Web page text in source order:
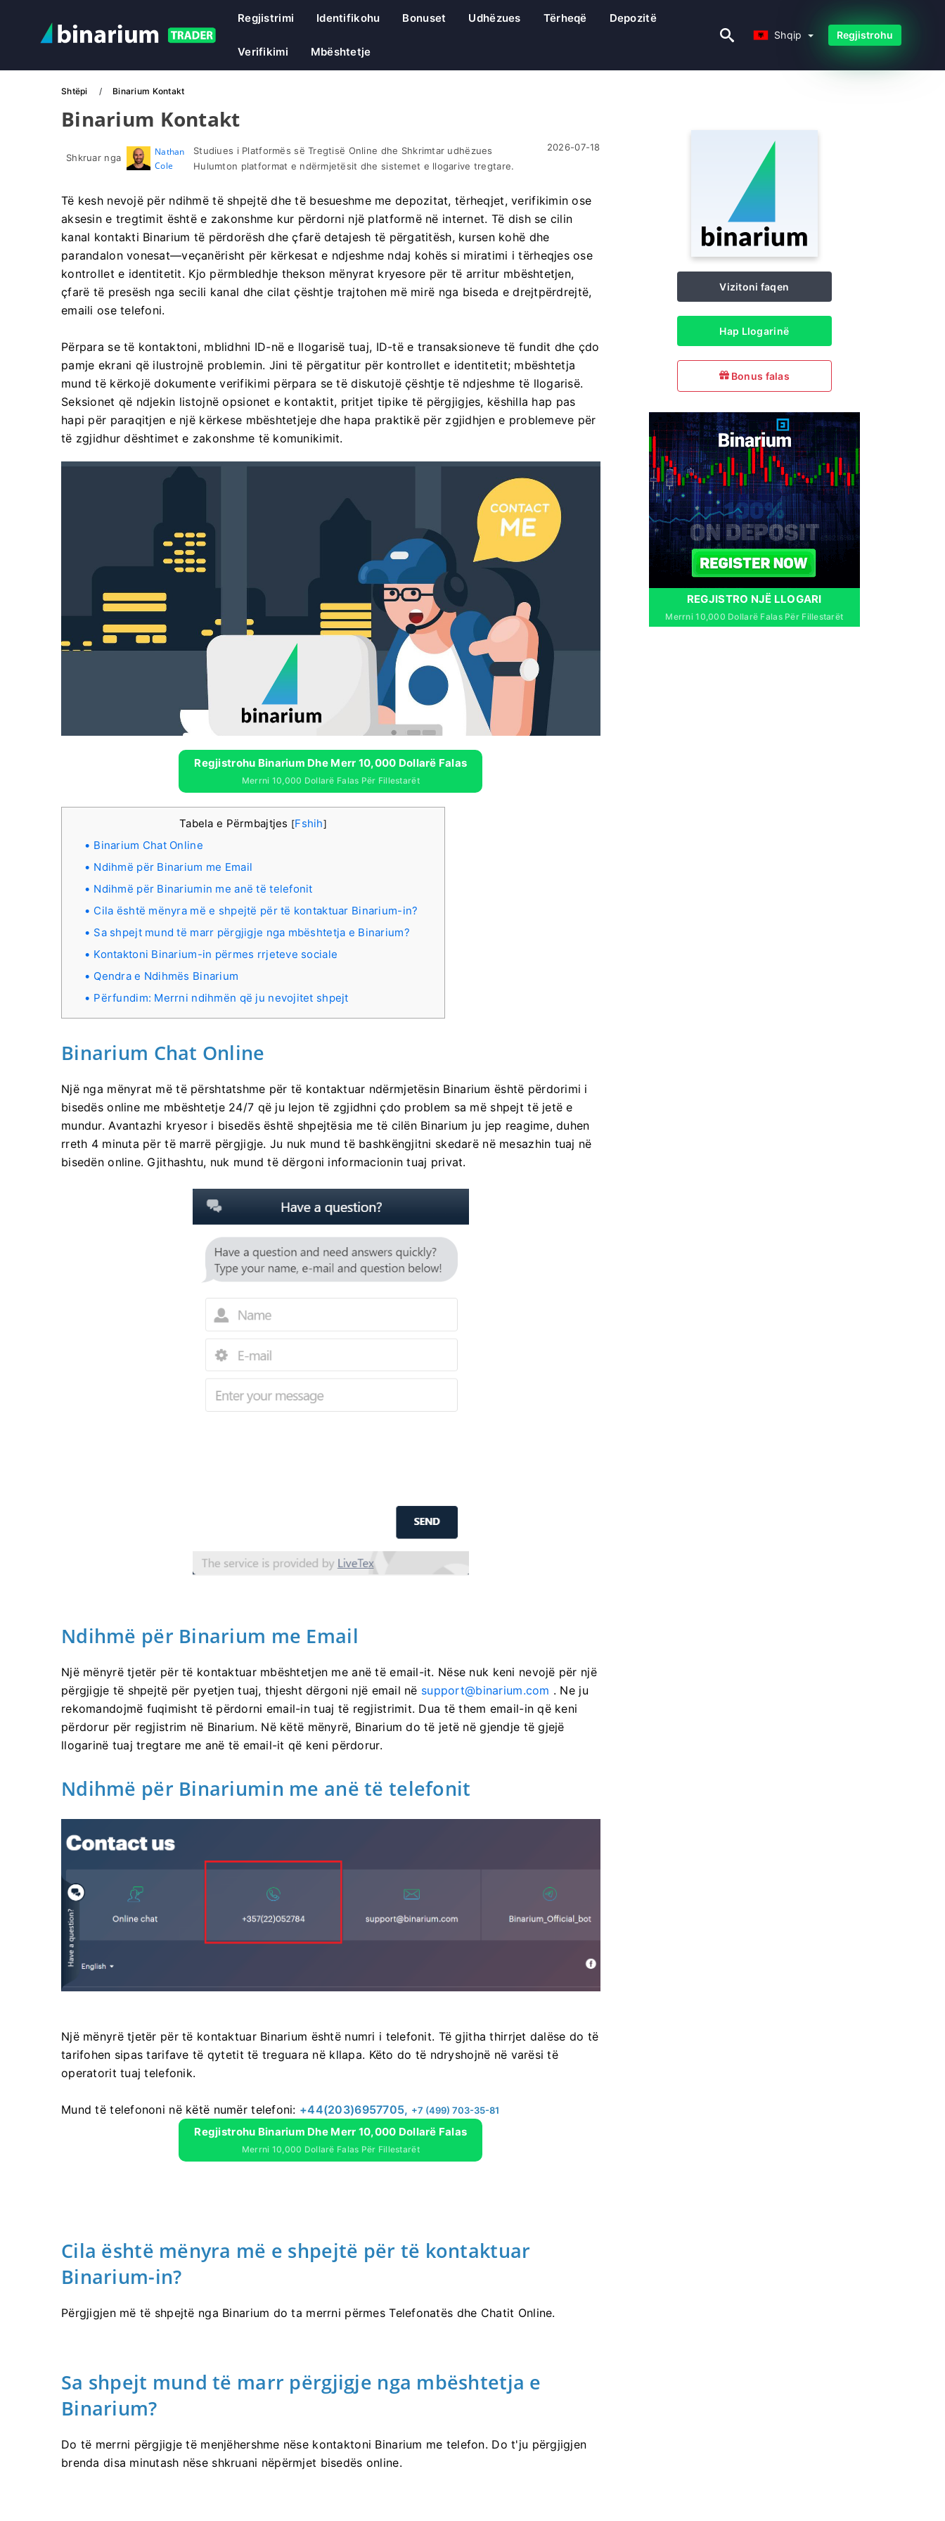
Regjistrimi Identifikohu Bonuset Udhëzues Tërheqë Depozitë
Verifikimi Mbështetje
Shqip Regjistrohu
Shtëpi Binarium Kontakt
Binarium Kontakt
Shkruar nga
Nathan
Cole
Studiues i Platformës së Tregtisë Online dhe Shkrimtar udhëzues
Hulumton platformat e ndërmjetësit dhe sistemet e llogarive tregtare.
2026-07-18
Të kesh nevojë për ndihmë të shpejtë dhe të besueshme me depozitat, tërheqjet, verifikimin ose
aksesin e tregtimit është e zakonshme kur përdorni një platformë në internet. Të dish se cilin
kanal kontakti Binarium të përdorësh dhe çfarë detajesh të përgatitësh, kursen kohë dhe
parandalon vonesat—veçanërisht për kërkesat e ndjeshme ndaj kohës si miratimi i tërheqjes ose
kontrollet e identitetit. Kjo përmbledhje thekson mënyrat kryesore për të arritur mbështetjen,
çfarë të presësh nga secili kanal dhe cilat çështje trajtohen më mirë nga biseda e drejtpërdrejtë,
emaili ose telefoni.
Përpara se të kontaktoni, mblidhni ID-në e llogarisë tuaj, ID-të e transaksioneve të fundit dhe çdo
pamje ekrani që ilustrojnë problemin. Jini të përgatitur për kontrollet e identitetit; mbështetja
mund të kërkojë dokumente verifikimi përpara se të diskutojë çështje të ndjeshme të llogarisë.
Seksionet që ndjekin listojnë opsionet e kontaktit, pritjet tipike të përgjigjes, këshilla hap pas
hapi për paraqitjen e një kërkese mbështetjeje dhe hapa praktikë për zgjidhjen e problemeve për
të zgjidhur dështimet e zakonshme të komunikimit.
Regjistrohu Binarium Dhe Merr 10,000 Dollarë Falas
Merrni 10,000 Dollarë Falas Për Fillestarët
Tabela e Përmbajtjes [Fshih]
Binarium Chat Online
Ndihmë për Binarium me Email
Ndihmë për Binariumin me anë të telefonit
Cila është mënyra më e shpejtë për të kontaktuar Binarium-in?
Sa shpejt mund të marr përgjigje nga mbështetja e Binarium?
Kontaktoni Binarium-in përmes rrjeteve sociale
Qendra e Ndihmës Binarium
Përfundim: Merrni ndihmën që ju nevojitet shpejt
Binarium Chat Online
Një nga mënyrat më të përshtatshme për të kontaktuar ndërmjetësin Binarium është përdorimi i
bisedës online me mbështetje 24/7 që ju lejon të zgjidhni çdo problem sa më shpejt të jetë e
mundur. Avantazhi kryesor i bisedës është shpejtësia me të cilën Binarium ju jep reagime, duhen
rreth 4 minuta për të marrë përgjigje. Ju nuk mund të bashkëngjitni skedarë në mesazhin tuaj në
bisedën online. Gjithashtu, nuk mund të dërgoni informacionin tuaj privat.
Ndihmë për Binarium me Email
Një mënyrë tjetër për të kontaktuar mbështetjen me anë të email-it. Nëse nuk keni nevojë për një
përgjigje të shpejtë për pyetjen tuaj, thjesht dërgoni një email në support@binarium.com . Ne ju
rekomandojmë fuqimisht të përdorni email-in tuaj të regjistrimit. Dua të them email-in që keni
përdorur për regjistrim në Binarium. Në këtë mënyrë, Binarium do të jetë në gjendje të gjejë
llogarinë tuaj tregtare me anë të email-it që keni përdorur.
Ndihmë për Binariumin me anë të telefonit
Një mënyrë tjetër për të kontaktuar Binarium është numri i telefonit. Të gjitha thirrjet dalëse do të
tarifohen sipas tarifave të qytetit të treguara në kllapa. Këto do të ndryshojnë në varësi të
operatorit tuaj telefonik.
Mund të telefononi në këtë numër telefoni: +44(203)6957705, +7 (499) 703-35-81
Regjistrohu Binarium Dhe Merr 10,000 Dollarë Falas
Merrni 10,000 Dollarë Falas Për Fillestarët
Cila është mënyra më e shpejtë për të kontaktuar
Binarium-in?
Përgjigjen më të shpejtë nga Binarium do ta merrni përmes Telefonatës dhe Chatit Online.
Sa shpejt mund të marr përgjigje nga mbështetja e
Binarium?
Do të merrni përgjigje të menjëhershme nëse kontaktoni Binarium me telefon. Do t'ju përgjigjen
brenda disa minutash nëse shkruani nëpërmjet bisedës online.
Vizitoni faqen
Hap Llogarinë
Bonus falas
REGJISTRO NJË LLOGARI
Merrni 10,000 Dollarë Falas Për Fillestarët